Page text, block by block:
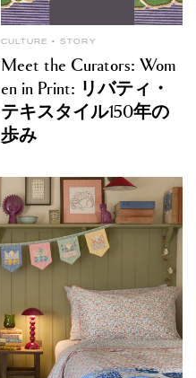
CULTURE STORY
Meet the Curators: Wom
en in Print: リバティ・
テキスタイル150年の
歩み